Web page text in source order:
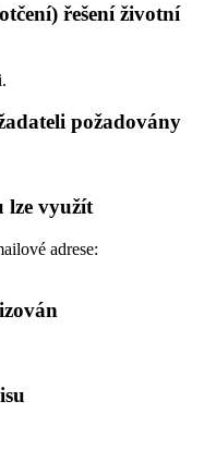
řešení životní
požadovány
lze využít
adrese: